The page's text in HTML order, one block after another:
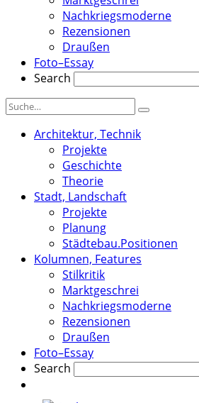
Nachkriegsmoderne
Rezensionen
Draußen
Foto–Essay
Search
Architektur, Technik
Projekte
Geschichte
Theorie
Stadt, Landschaft
Projekte
Planung
Städtebau.Positionen
Kolumnen, Features
Stilkritik
Marktgeschrei
Nachkriegsmoderne
Rezensionen
Draußen
Foto–Essay
Search